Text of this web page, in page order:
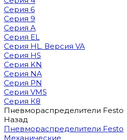
Серия 6
Серия 9
Серия A
Серия EL
Серия HL. Версия VA
Серия HS
Серия KN
Серия NA
Серия PN
Серия VMS
Серия К8
Пневмораспределители Festo
Назад
Пневмораспределители Festo
Механические